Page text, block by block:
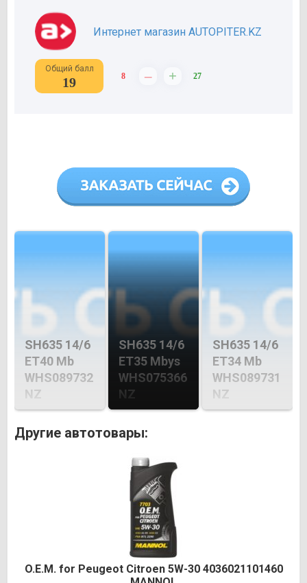
Интернет магазин AUTOPITER.KZ
Общий балл
19 8 – + 27
SH635 14/6
ET40 Mb
WHS089732
NZ
SH635 14/6
ET35 Mbys
WHS075366
NZ
SH635 14/6
ET34 Mb
WHS089731
NZ
Другие автотовары:
O.E.M. for Peugeot Citroen 5W-30 4036021101460